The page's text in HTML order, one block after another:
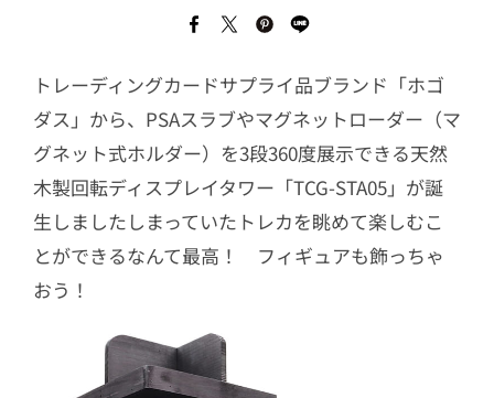
トレーディングカードサプライ品ブランド「ホゴ
ダス」から、PSAスラブやマグネットローダー（マ
グネット式ホルダー）を3段360度展示できる天然
木製回転ディスプレイタワー「TCG-STA05」が誕
生しましたしまっていたトレカを眺めて楽しむこ
とができるなんて最高！ フィギュアも飾っちゃ
おう！